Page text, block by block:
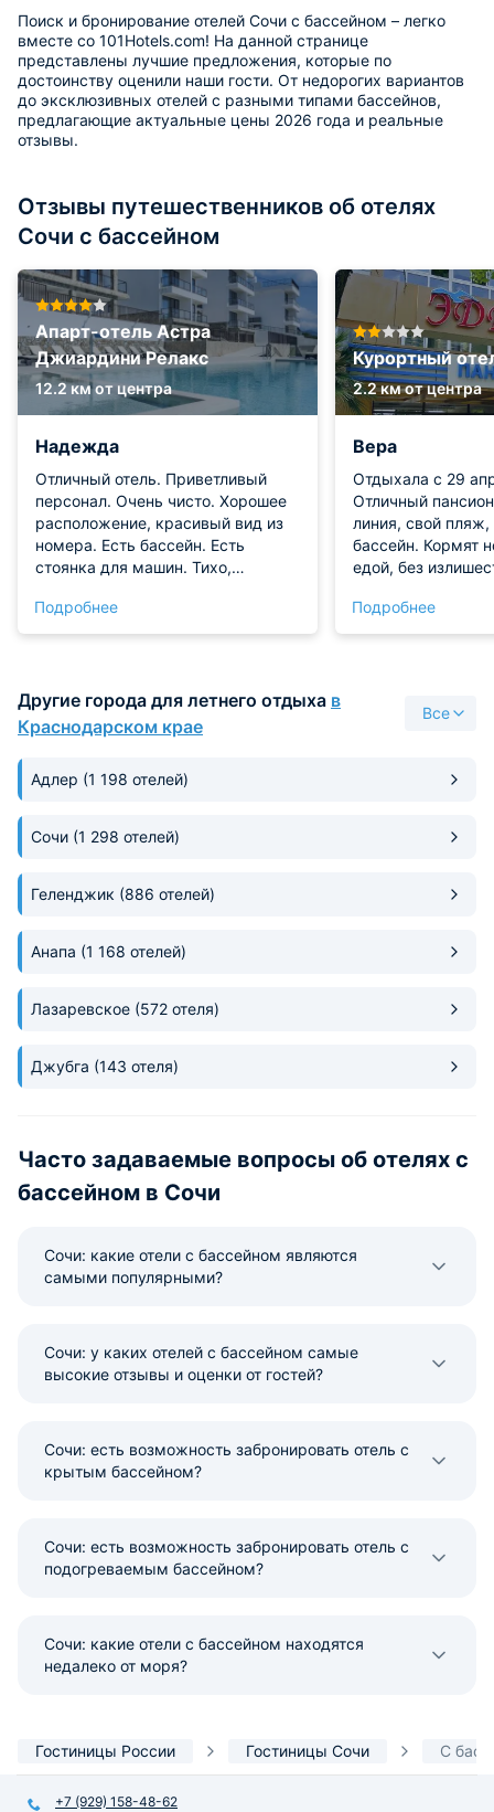
Поиск и бронирование отелей Сочи с бассейном – легко
вместе со 101Hotels.com! На данной странице
представлены лучшие предложения, которые по
достоинству оценили наши гости. От недорогих вариантов
до эксклюзивных отелей с разными типами бассейнов,
предлагающие актуальные цены 2026 года и реальные
отзывы.
Отзывы путешественников об отелях
Сочи с бассейном
Апарт-отель Астра
Джиардини Релакс
12.2 км от центра
Надежда
Отличный отель. Приветливый
персонал. Очень чисто. Хорошее
расположение, красивый вид из
номера. Есть бассейн. Есть
стоянка для машин. Тихо,
понравилось. Обязательно
приедем ещё
Подробнее
Курортный
2.2 км от центра
Вера
Отдыхала с 29
Отличный
линия, свой пляж,
бассейн. Кормят нормальной
едой, без
комфортности
чайник,
Подробнее
Другие города для летнего отдыха в
Краснодарском крае
Все
Адлер (1 198 отелей)
Сочи (1 298 отелей)
Геленджик (886 отелей)
Анапа (1 168 отелей)
Лазаревское (572 отеля)
Джубга (143 отеля)
Часто задаваемые вопросы об отелях с
бассейном в Сочи
Сочи: какие отели с бассейном являются
самыми популярными?
Сочи: у каких отелей с бассейном самые
высокие отзывы и оценки от гостей?
Сочи: есть возможность забронировать отель с
крытым бассейном?
Сочи: есть возможность забронировать отель с
подогреваемым бассейном?
Сочи: какие отели с бассейном находятся
недалеко от моря?
Гостиницы России Гостиницы Сочи С
+7 (929) 158-48-62